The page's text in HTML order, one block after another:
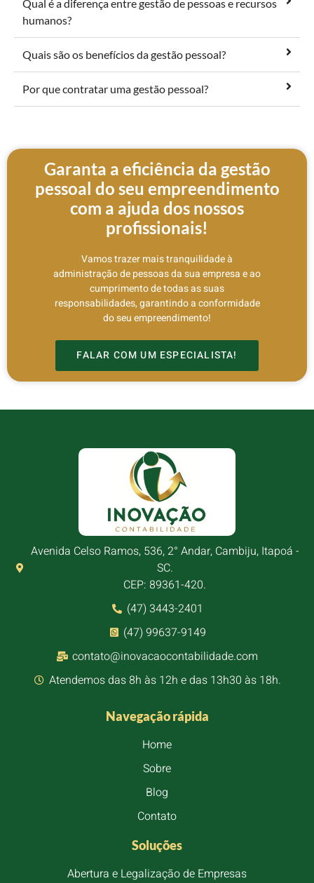
Qual é a diferença entre gestão de pessoas e recursos
humanos?
Quais são os benefícios da gestão pessoal?
Por que contratar uma gestão pessoal?
Garanta a eficiência da gestão
pessoal do seu empreendimento
com a ajuda dos nossos
profissionais!
Vamos trazer mais tranquilidade à
administração de pessoas da sua empresa e ao
cumprimento de todas as suas
responsabilidades, garantindo a conformidade
do seu empreendimento!
FALAR COM UM ESPECIALISTA!
Avenida Celso Ramos, 536, 2° Andar, Cambiju, Itapoá -
SC.
CEP: 89361-420.
(47) 3443-2401
(47) 99637-9149
contato@inovacaocontabilidade.com
Atendemos das 8h às 12h e das 13h30 às 18h.
Navegação rápida
Home
Sobre
Blog
Contato
Soluções
Abertura e Legalização de Empresas